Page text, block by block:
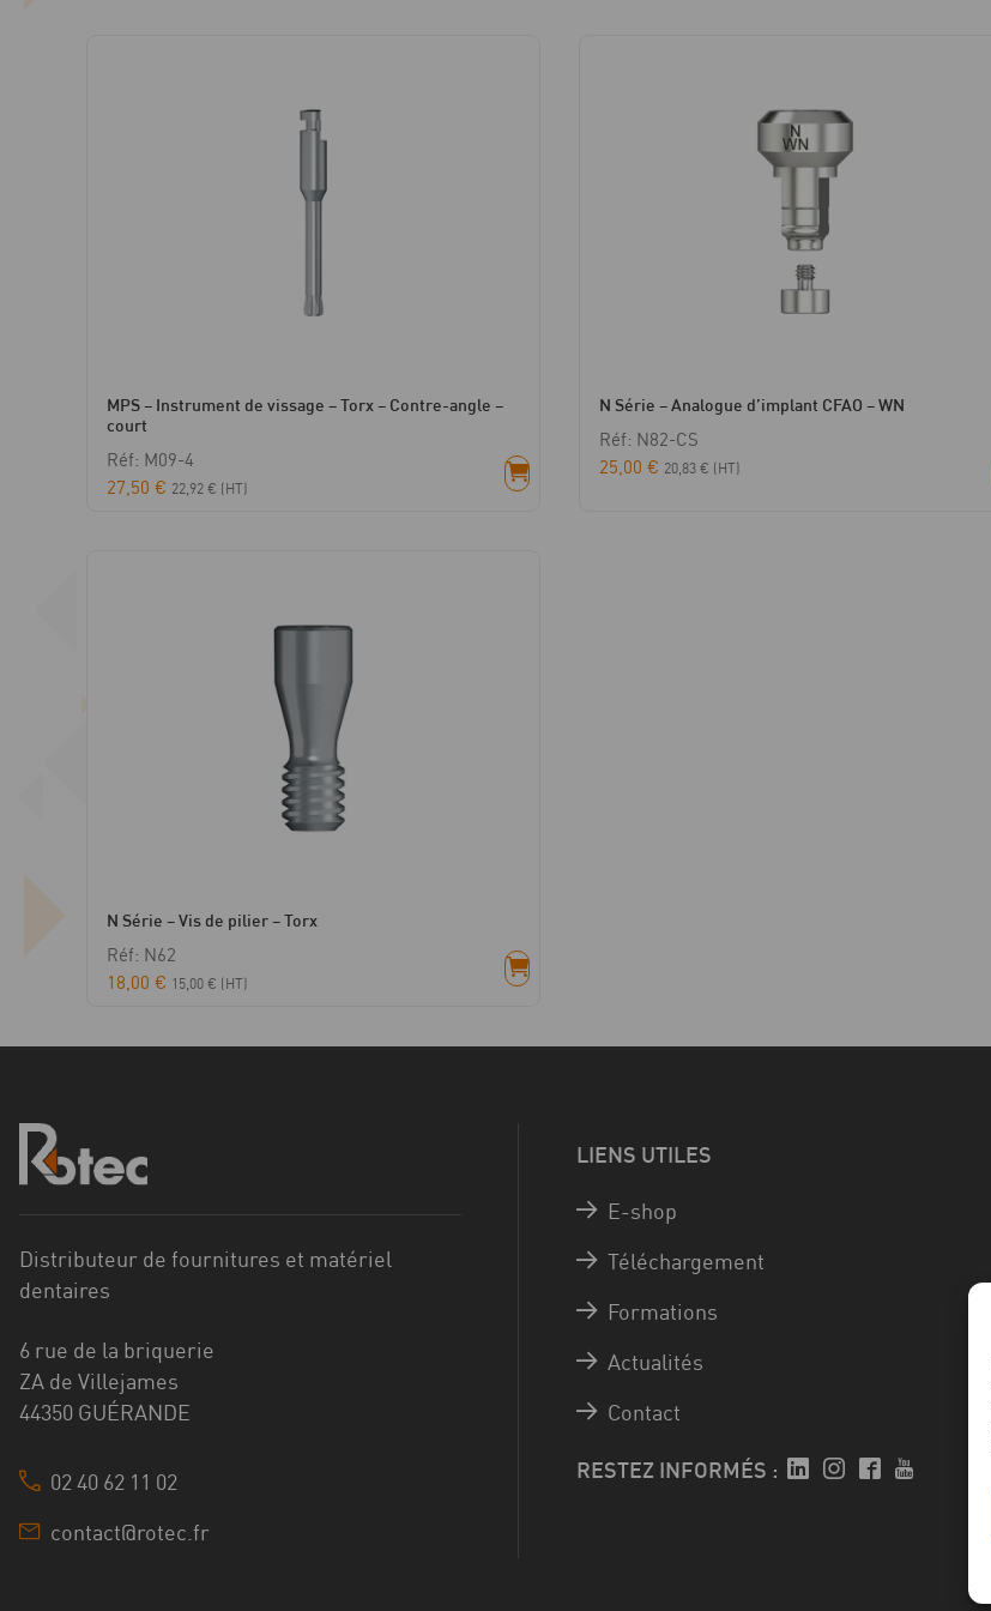
MPS – Instrument de vissage – Torx – Contre-angle –
court
Réf: M09-4
27,50 € 22,92 € (HT)
N Série – Analogue d’implant CFAO – WN
Réf: N82-CS
25,00 € 20,83 € (HT)
N Série – Vis de pilier – Torx
Réf: N62
18,00 € 15,00 € (HT)
Distributeur de fournitures et matériel
dentaires
6 rue de la briquerie
ZA de Villejames
44350 GUÉRANDE
02 40 62 11 02
contact@rotec.fr
LIENS UTILES
E-shop
Téléchargement
Formations
Actualités
Contact
RESTEZ INFORMÉS :